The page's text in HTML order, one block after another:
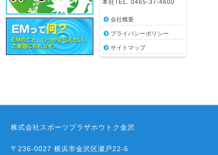
本社TEL. 0465-37-4600
会社概要
プライバシーポリシー
サイトマップ
株式会社スポーツプラザホウトク金沢
〒236-0027 横浜市金沢区瀬戸22-6